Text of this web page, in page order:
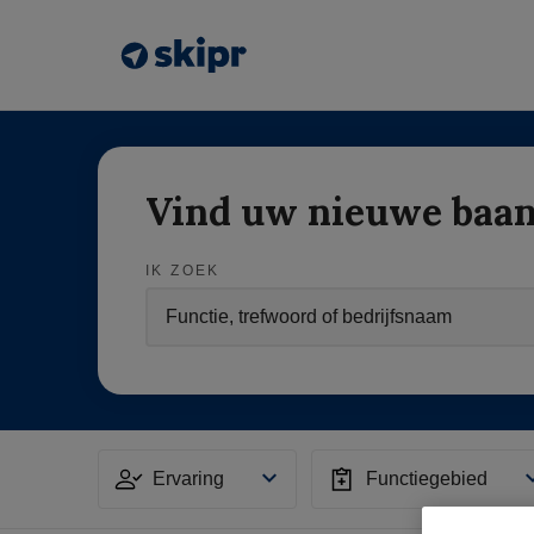
Vind uw nieuwe
IK ZOEK
Ervaring Functiegebied